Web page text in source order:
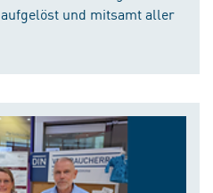
und mitsamt aller